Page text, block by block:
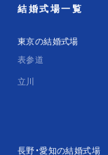
結婚式場一覧
東京の結婚式場
表参道
立川
長野・愛知の結婚式場